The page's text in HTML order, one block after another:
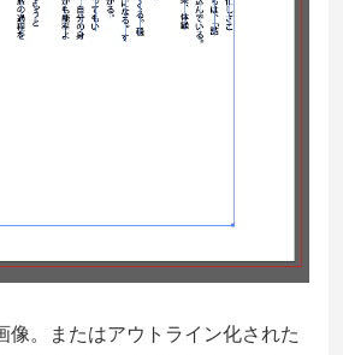
像。またはアウトライン化された